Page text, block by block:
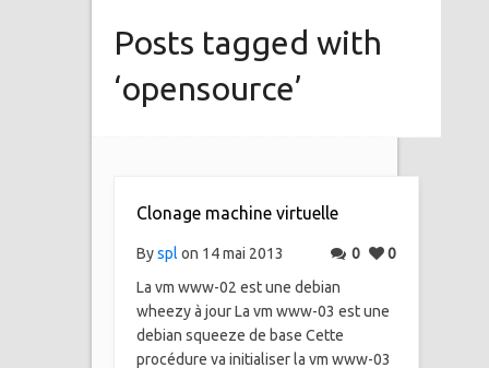
Posts tagged with
‘opensource’
Clonage machine virtuelle
Byspl on 14 mai 2013 0
0
La vm www-02 est une debian
wheezy à jour La vm www-03 est une
debian squeeze de base Cette
procédure va initialiser la vm www-03